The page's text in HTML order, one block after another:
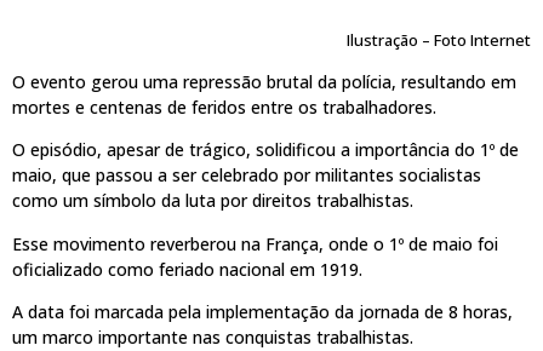
Ilustração – Foto Internet
O evento gerou uma repressão brutal da polícia, resultando em
mortes e centenas de feridos entre os trabalhadores.
O episódio, apesar de trágico, solidificou a importância do 1º de
maio, que passou a ser celebrado por militantes socialistas
como um símbolo da luta por direitos trabalhistas.
Esse movimento reverberou na França, onde o 1º de maio foi
oficializado como feriado nacional em 1919.
A data foi marcada pela implementação da jornada de 8 horas,
um marco importante nas conquistas trabalhistas.